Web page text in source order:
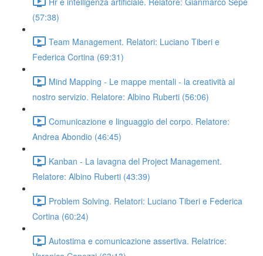
(57:38)
Team Management. Relatori: Luciano Tiberi e
Federica Cortina (69:31)
Mind Mapping - Le mappe mentali - la creatività al
nostro servizio. Relatore: Albino Ruberti (56:06)
Comunicazione e linguaggio del corpo. Relatore:
Andrea Abondio (46:45)
Kanban - La lavagna del Project Management.
Relatore: Albino Ruberti (43:39)
Problem Solving. Relatori: Luciano Tiberi e Federica
Cortina (60:24)
Autostima e comunicazione assertiva. Relatrice: